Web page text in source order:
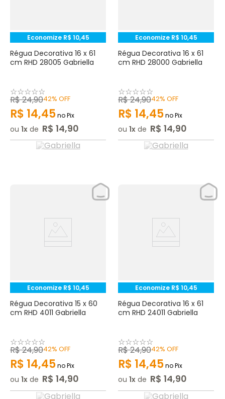
Economize R$ 10,45
Régua Decorativa 16 x 61
cm RHD 28005 Gabriella
☆☆☆☆☆
R$24,9042% OFF
R$ 14,45no Pix
ou 1 de R$ 14,90
Economize R$ 10,45
Régua Decorativa 16 x 61
cm RHD 28000 Gabriella
☆☆☆☆☆
R$24,9042% OFF
R$ 14,45no Pix
ou 1 de R$ 14,90
Economize R$ 10,45
Régua Decorativa 15 x 60
cm RHD 4011 Gabriella
☆☆☆☆☆
R$24,9042% OFF
R$ 14,45no Pix
ou 1 de R$ 14,90
Economize R$ 10,45
Régua Decorativa 16 x 61
cm RHD 24011 Gabriella
☆☆☆☆☆
R$24,9042% OFF
R$ 14,45no Pix
ou 1 de R$ 14,90